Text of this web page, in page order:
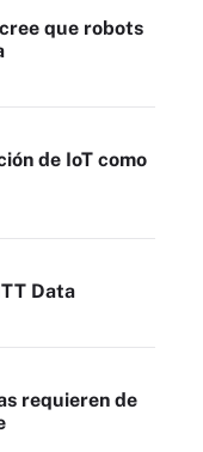
que robots
de IoT como
Data
requieren de